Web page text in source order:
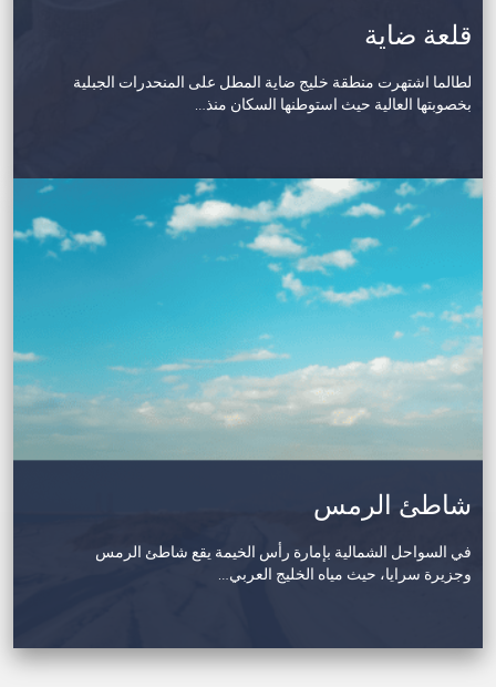
قلعة ضاية
لطالما اشتهرت منطقة خليج ضاية المطل على المنحدرات الجبلية
بخصوبتها العالية حيث استوطنها السكان منذ…
شاطئ الرمس
في السواحل الشمالية بإمارة رأس الخيمة يقع شاطئ الرمس
وجزيرة سرايا، حيث مياه الخليج العربي…